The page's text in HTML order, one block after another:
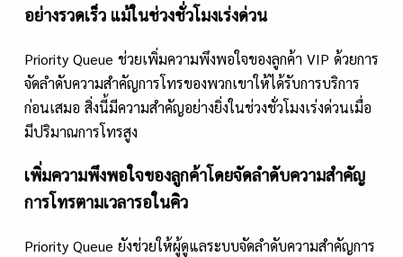
อย่างรวดเร็ว แม้ในช่วงชั่วโมงเร่งด่วน
Priority Queue ช่วยเพิ่มความพึงพอใจของลูกค้า VIP ด้วยการ
จัดลำดับความสำคัญการโทรของพวกเขาให้ได้รับการบริการ
ก่อนเสมอ สิ่งนี้มีความสำคัญอย่างยิ่งในช่วงชั่วโมงเร่งด่วนเมื่อ
มีปริมาณการโทรสูง
เพิ่มความพึงพอใจของลูกค้าโดยจัดลำดับความสำคัญ
การโทรตามเวลารอในคิว
Priority Queue ยังช่วยให้ผู้ดูแลระบบจัดลำดับความสำคัญการ